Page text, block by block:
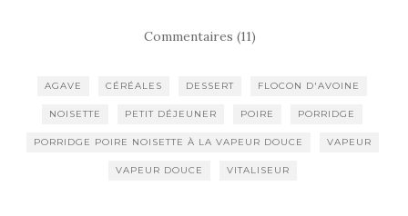
Commentaires (11)
AGAVE CÉRÉALES DESSERT FLOCON D'AVOINE
NOISETTE PETIT DÉJEUNER POIRE PORRIDGE
PORRIDGE POIRE NOISETTE À LA VAPEUR DOUCE VAPEUR
VAPEUR DOUCE VITALISEUR